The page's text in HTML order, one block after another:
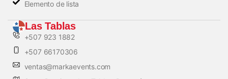
Elemento de lista
Las Tablas
+507 923 1882
+507 66170306
ventas@markaevents.com